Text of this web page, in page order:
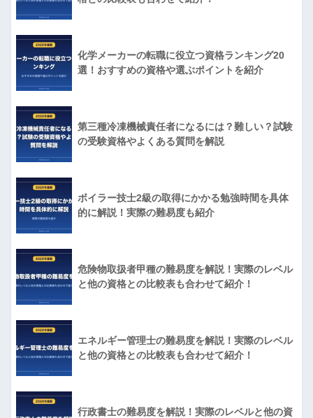
化学メーカーの転職に役立つ資格ランキング20
選！おすすめの資格や選ぶポイントを紹介
第三種冷凍機械責任者になるには？難しい？試験
の受験資格やよくある質問を解説
ボイラー技士2級の取得にかかる勉強時間を具体
的に解説！実際の難易度も紹介
危険物取扱者甲種の難易度を解説！実際のレベル
と他の資格との比較表も合わせて紹介！
エネルギー管理士の難易度を解説！実際のレベル
と他の資格との比較表も合わせて紹介！
行政書士の難易度を解説！実際のレベルと他の資